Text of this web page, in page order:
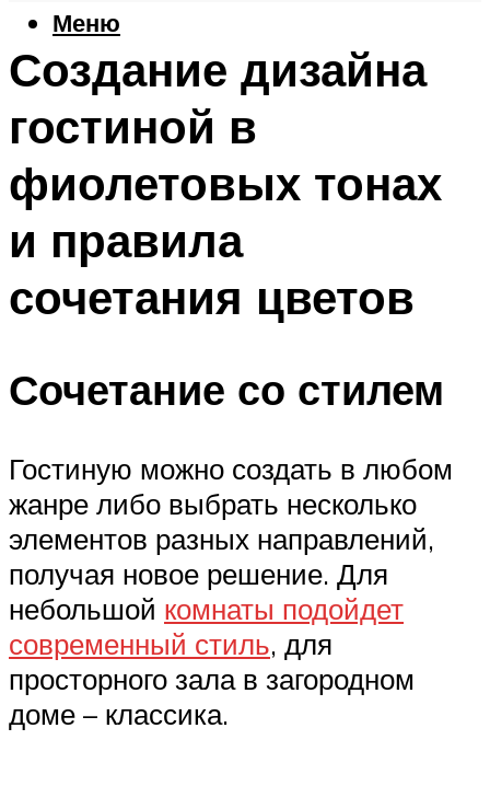
Меню
Создание дизайна
гостиной в
фиолетовых тонах
и правила
сочетания цветов
Сочетание со стилем
Гостиную можно создать в любом
жанре либо выбрать несколько
элементов разных направлений,
получая новое решение. Для
небольшой комнаты подойдет
современный стиль, для
просторного зала в загородном
доме – классика.